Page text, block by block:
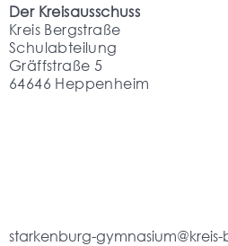
Der Kreisausschuss
Kreis Bergstraße
Schulabteilung
Gräffstraße 5
64646 Heppenheim
starkenburg-gymnasium@kreis-